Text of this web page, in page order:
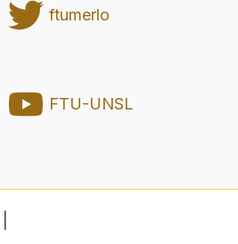
ftumerlo
FTU-UNSL